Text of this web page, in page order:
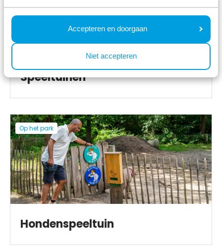
Accepteren en doorgaan
Niet accepteren
Speeltuinen
Op het park
Hondenspeeltuin